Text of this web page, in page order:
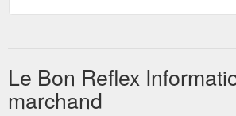
Le Bon Reflex
marchand